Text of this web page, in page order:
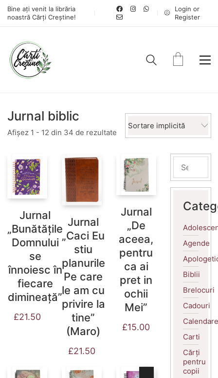
Bine ați venit la librăria
noastră Cărți Creștine!
Login or
Register
Jurnal biblic
Afișez 1 - 12 din 34 de rezultate
Sortare implicită
Jurnal
„Bunătățile
Domnului
se
înnoiesc în
fiecare
dimineață”
£21.50
Jurnal
„Caci Eu
stiu
planurile
Pe care
le am cu
privire la
tine”
(Maro)
£21.50
Jurnal
„De
aceea,
pentru
ca ai
pret in
ochii
Mei”
£15.00
Agende
Biblii
Brelocuri
Cadouri
Calendare
Carti
Cărți
pentru
copii